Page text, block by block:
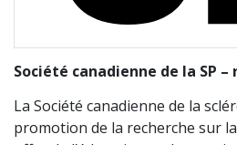
Société canadienne de la SP
La Société canadienne de la
promotion de la recherche sur